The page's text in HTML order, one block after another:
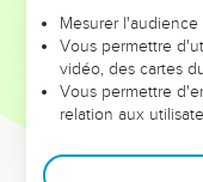
leur foi ou leur vision.
et les saisons
sont
Dans cette
clés pour avancer
Mesurer
Vous permettre
vidéo, des cartes
Vous permettre
relation aux